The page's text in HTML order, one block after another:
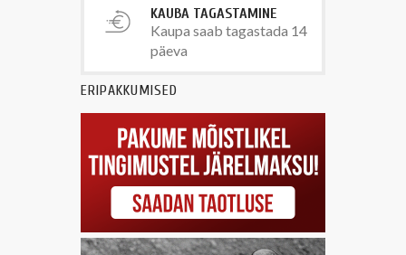
KAUBA TAGASTAMINE
Kaupa saab tagastada 14
päeva
ERIPAKKUMISED